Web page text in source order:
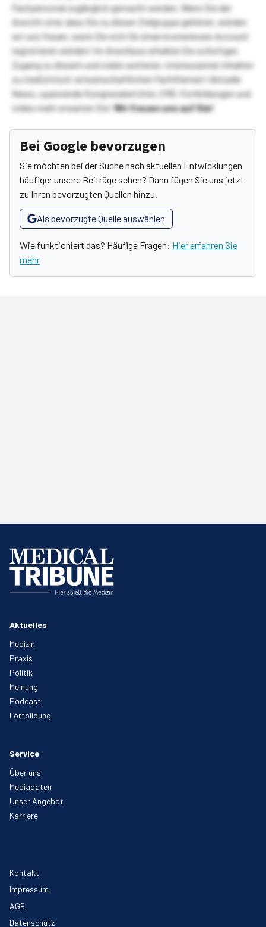
Fachpersonal zugänglich gemacht werden. Wenn Sie der
Ansicht sind, dass Sie zu dieser Zielgruppe gehören, würden
wir uns freuen, wenn Sie sich für einen kostenlosen Account
registrieren würden! Im Anschluss erhalten Sie sofortigen
Zugang zu diesem und vielen weiteren, interessanten Inhalten
zu medizinisch-wissenschaftlichen Fachthemen! Aktuelle
News, spannende Kongressberichte, CME-Fortbildungen und
vieles mehr erwarten Sie!Wir freuen uns auf Sie!
Bei Google bevorzugen
Sie möchten bei der Suche nach aktuellen Entwicklungen
häufiger unsere Beiträge sehen? Dann fügen Sie uns jetzt
zu Ihren bevorzugten Quellen hinzu.
Als bevorzugte Quelle auswählen
Wie funktioniert das? Häufige Fragen: Hier erfahren Sie
mehr
Aktuelles
Medizin
Praxis
Politik
Meinung
Podcast
Fortbildung
Service
Über uns
Mediadaten
Unser Angebot
Karriere
Kontakt
Impressum
AGB
Datenschutz